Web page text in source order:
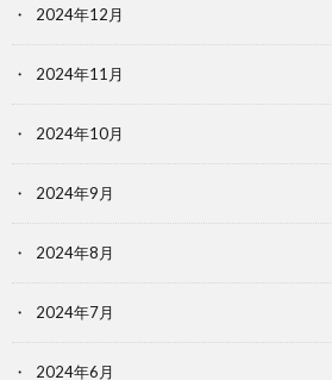
2024年12月
2024年11月
2024年10月
2024年9月
2024年8月
2024年7月
2024年6月